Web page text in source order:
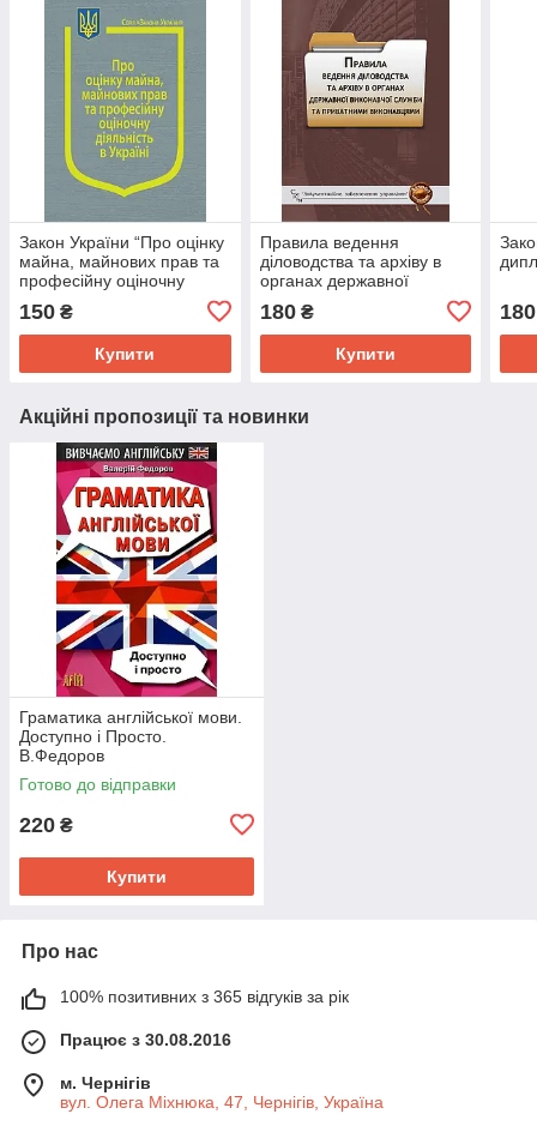
Закон України “Про оцінку
майна, майнових прав та
професійну оціночну
діяльність в Україні”Закон
України “Про оцінку
майна, майнов
150 ₴
Купити
Правила ведення
діловодства та архіву в
органах державної
приватними виконавцями
180₴
Купити
180
Акційні пропозиції та новинки
Граматика англійської мови.
Доступно і Просто.
В.Федоров
Готово до відправки
220 ₴
Купити
Про нас
100% позитивних з 365 відгуків за рік
Працює з 30.08.2016
м. Чернігів
вул. Олега Міхнюка, 47, Чернігів, Україна